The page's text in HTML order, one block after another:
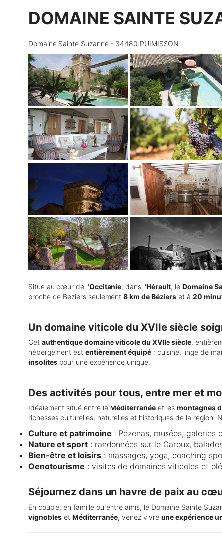
DOMAINE SAINTE
Domaine Sainte Suzanne - 34480 PUIMISSON
Situé au cœur de l'Occitanie, dans l'Hérault, le Domaine
proche de Beziers seulement 8 km de Béziers et à 20
Un domaine viticole du XVIIe siècle
Cet authentique domaine viticole du XVIIe siècle,
hébergement est entièrement équipé : cuisine, linge de
insolites pour une expérience unique.
Des activités pour tous, entre mer et
Idéalement situé entre la Méditerranée et les montagnes
richesses culturelles, naturelles et historiques de la région.
Culture et patrimoine : Pézenas, musées,
Nature et sport : randonnées sur le Caroux,
Bien-être et loisirs : massages, yoga, coaching
Oenotourisme : visites de domaines viticoles et
Séjournez dans un havre de paix au
En couple, en famille ou entre amis, le Domaine Sainte
vignobles et Méditerranée, venez vivre une expérience